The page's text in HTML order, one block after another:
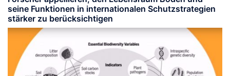
seine Funktionen in internationalen Schutzstrategien
stärker zu berücksichtigen